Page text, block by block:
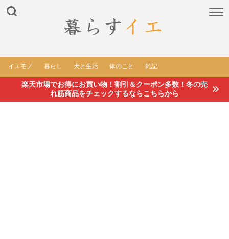
イエモノ 暮らし 犬と生活 体のこと 雑記
楽天市場でお得にお買い物！割引＆クーポン多数！冬の売
れ筋商品をチェックするならこちらから